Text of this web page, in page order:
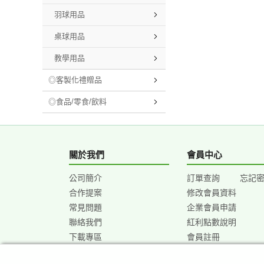
羽球用品
桌球用品
教學用品
◎客製化禮贈品
◎食品/零食/飲料
關於我們
公司簡介
合作提案
常見問題
聯絡我們
下載專區
會員中心
訂單查詢
修改會員資料
企業會員申請
紅利點數說明
會員註冊
忘記